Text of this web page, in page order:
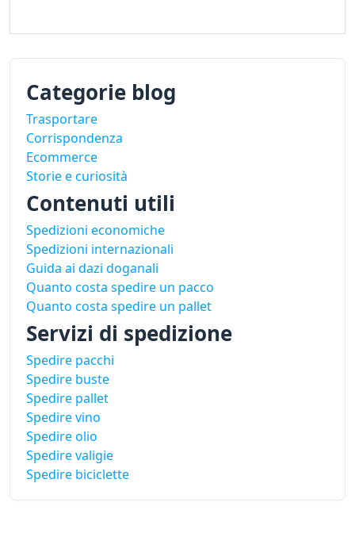
Categorie blog
Trasportare
Corrispondenza
Ecommerce
Storie e curiosità
Contenuti utili
Spedizioni economiche
Spedizioni internazionali
Guida ai dazi doganali
Quanto costa spedire un pacco
Quanto costa spedire un pallet
Servizi di spedizione
Spedire pacchi
Spedire buste
Spedire pallet
Spedire vino
Spedire olio
Spedire valigie
Spedire biciclette